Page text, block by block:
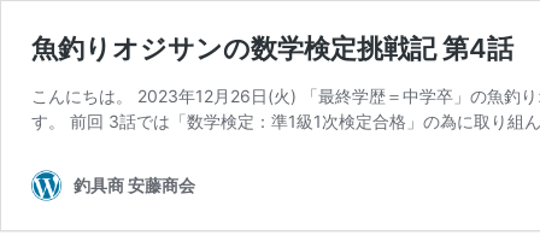
魚釣りオジサンの数学検定挑戦記 第4話
こんにちは。 2023年12月26日(火) 「最終学歴＝中学卒」の魚釣
す。 前回 3話では「数学検定：準1級1次検定合格」の為に取り組
釣具商 安藤商会